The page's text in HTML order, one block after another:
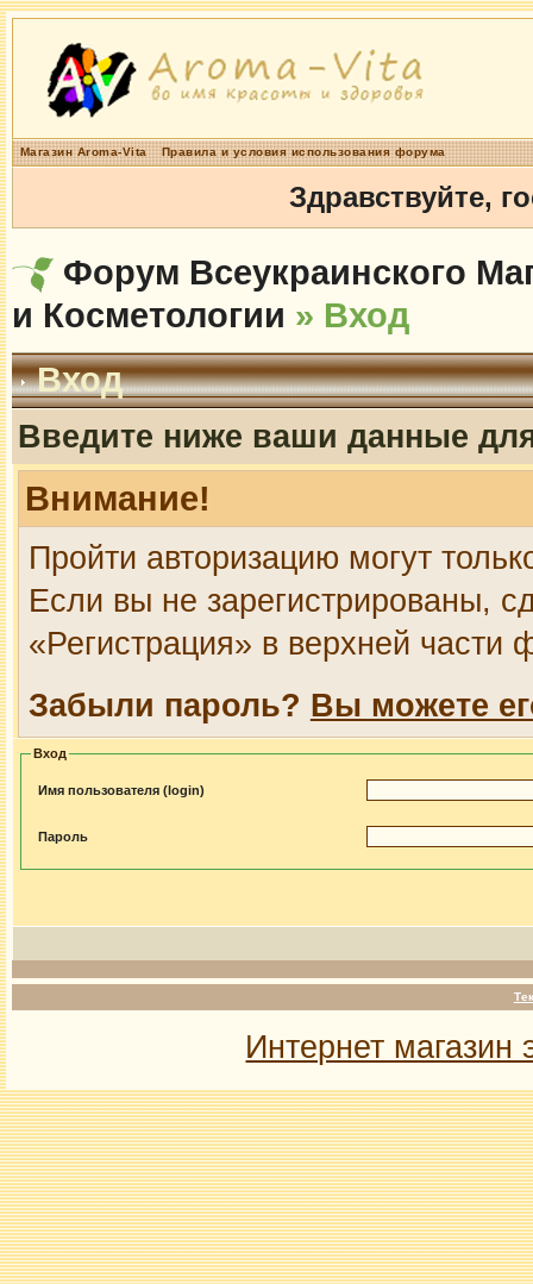
Магазин Aroma-Vita Правила и условия использования форума
Здравствуйте,
Форум Всеукраинского
и Косметологии » Вход
Вход
Введите ниже ваши данные
Внимание!
Пройти авторизацию могут
Если вы не зарегистрированы,
«Регистрация» в верхней части
Забыли пароль? Вы можете
Вход
Имя пользователя (login)
Пароль
Интернет